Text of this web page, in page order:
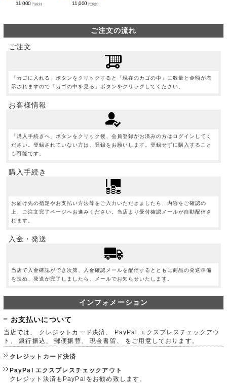
11,000円(税別)
11,000 円(税別)
ご注文の流れ
ご注文
「カゴに入れる」ボタンをクリックすると「現在のカゴの中」に数量と金額が表
示されますので「カゴの中を見る」ボタンをクリックしてください。
お客様情報
「購入手続きへ」ボタンをクリック後、会員登録がお済みの方はログインしてく
ださい。登録されていない方は、登録をお願いします。登録せずに購入すること
も可能です。
購入手続き
お届け先の指定やお支払い方法等をご入力いただきましたら、内容をご確認の
上、ご注文完了ページへお進みください。当店より受付確認メールが自動配信さ
れます。
入金・発送
当店で入金確認ができ次第、入金確認メールを配信するとともに商品の発送準備
を進め、発送が完了しましたら、メールでお知らせいたします。
インフォメーション
お支払いについて
当店では、 クレジットカード決済、 PayPal エクスプレスチェックアウ
ト、 銀行振込、 郵便振替、 現金書留、 をご用意しております。
クレジットカード決済
PayPal エクスプレスチェックアウト
クレジット決済もPayPalをお勧め致します。